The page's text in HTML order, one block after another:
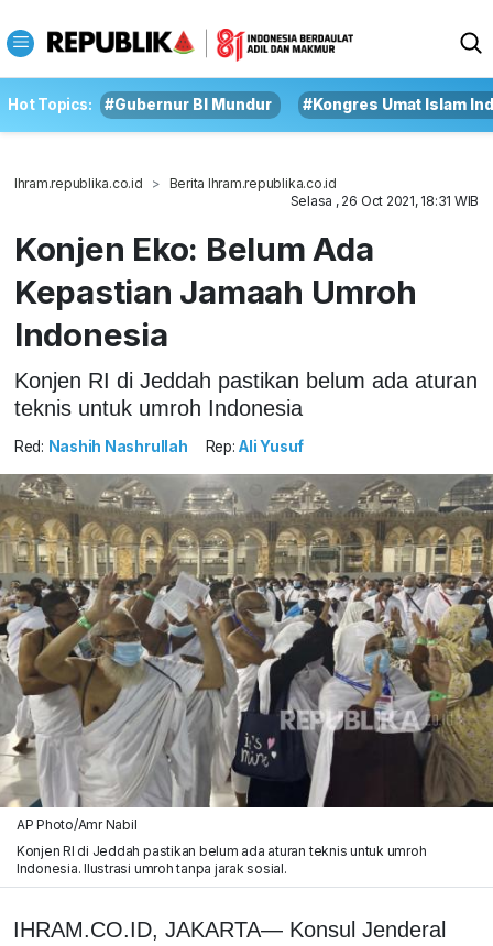
Hot Topics: #Gubernur BI Mundur #Kongres Umat Islam
Ihram.republika.co.id
Berita Ihram.republika.co.id
Selasa , 26 Oct 2021, 18:31 WIB
Konjen Eko: Belum Ada
Kepastian Jamaah Umroh
Indonesia
Konjen RI di Jeddah pastikan belum ada aturan
teknis untuk umroh Indonesia
Red: Nashih Nashrullah Rep: Ali Yusuf
AP Photo/Amr Nabil
Konjen RI di Jeddah pastikan belum ada aturan teknis untuk umroh
Indonesia. Ilustrasi umroh tanpa jarak sosial.
IHRAM.CO.ID, JAKARTA— Konsul Jenderal